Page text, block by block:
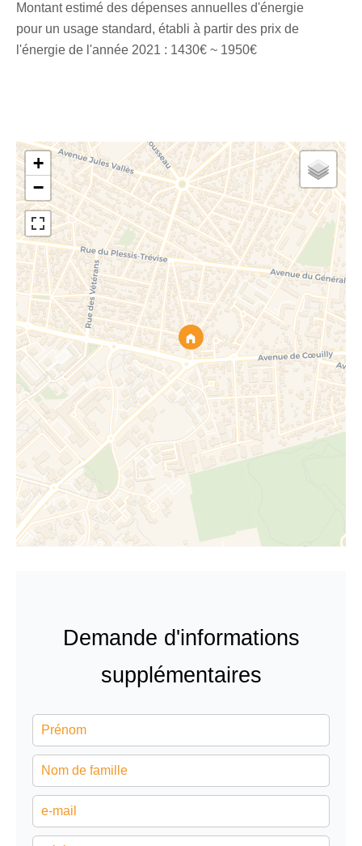
Montant estimé des dépenses annuelles d'énergie
pour un usage standard, établi à partir des prix de
l'énergie de l'année 2021 : 1430€ ~ 1950€
+
−
Demande d'informations
supplémentaires